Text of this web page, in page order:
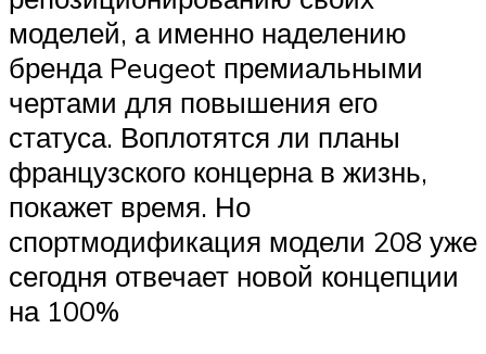
моделей, а именно наделению
бренда Peugeot премиальными
чертами для повышения его
статуса. Воплотятся ли планы
французского концерна в жизнь,
покажет время. Но
спортмодификация модели 208 уже
сегодня отвечает новой концепции
на 100%